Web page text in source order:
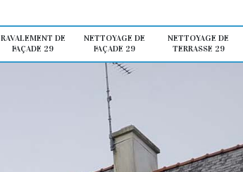
RAVALEMENT DE
FAÇADE 29
NETTOYAGE DE
FAÇADE 29
NETTOYAGE DE
TERRASSE 29